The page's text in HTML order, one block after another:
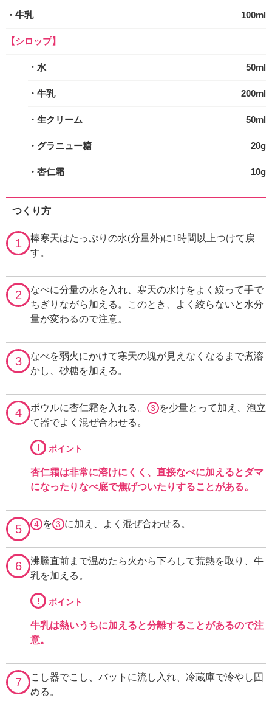
・牛乳 100ml
【シロップ】
・水 50ml
・牛乳 200ml
・生クリーム 50ml
・グラニュー糖 20g
・杏仁霜 10g
つくり方
1
棒寒天はたっぷりの水(分量外)に1時間以上つけて戻
す。
2
なべに分量の水を入れ、寒天の水けをよく絞って手で
ちぎりながら加える。このとき、よく絞らないと水分
量が変わるので注意。
3
なべを弱火にかけて寒天の塊が見えなくなるまで煮溶
かし、砂糖を加える。
4 ボウルに杏仁霜を入れる。 3 を少量とって加え、泡立
て器でよく混ぜ合わせる。
! ポイント
杏仁霜は非常に溶けにくく、直接なべに加えるとダマ
になったりなべ底で焦げついたりすることがある。
5 4 を 3 に加え、よく混ぜ合わせる。
6
沸騰直前まで温めたら火から下ろして荒熱を取り、牛
乳を加える。
! ポイント
牛乳は熱いうちに加えると分離することがあるので注
意。
7
こし器でこし、バットに流し入れ、冷蔵庫で冷やし固
める。